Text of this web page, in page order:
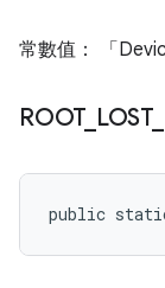
常數值： 「
ROOT_ LOST_
public static